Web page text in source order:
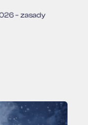
– zasady